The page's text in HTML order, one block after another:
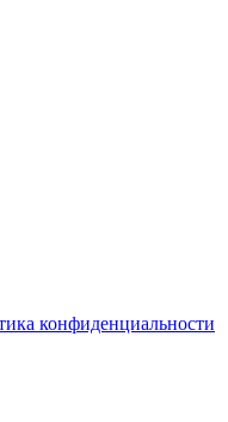
конфиденциальности